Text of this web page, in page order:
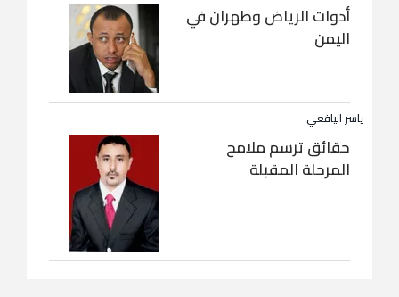
أدوات الرياض وطهران في
اليمن
ياسر اليافعي
حقائق ترسم ملامح
المرحلة المقبلة